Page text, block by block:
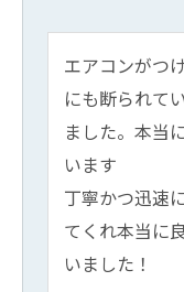
エアコンがつ
にも断られて
ました。本当
います
丁寧かつ迅速
てくれ本当に
いました！